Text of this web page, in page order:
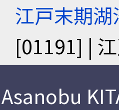
江戸末期
[01191] |
Asanobu